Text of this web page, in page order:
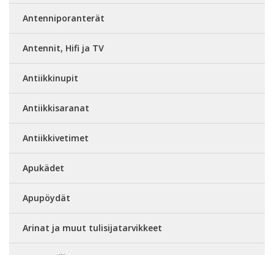
Antenniporanterät
Antennit, Hifi ja TV
Antiikkinupit
Antiikkisaranat
Antiikkivetimet
Apukädet
Apupöydät
Arinat ja muut tulisijatarvikkeet